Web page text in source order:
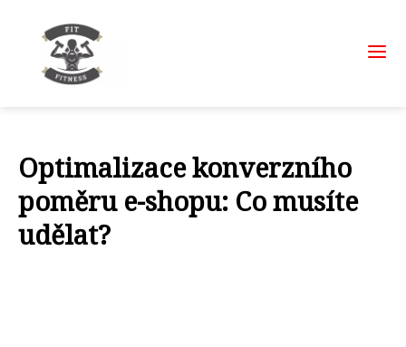
Optimalizace konverzního
poměru e-shopu: Co musíte
udělat?